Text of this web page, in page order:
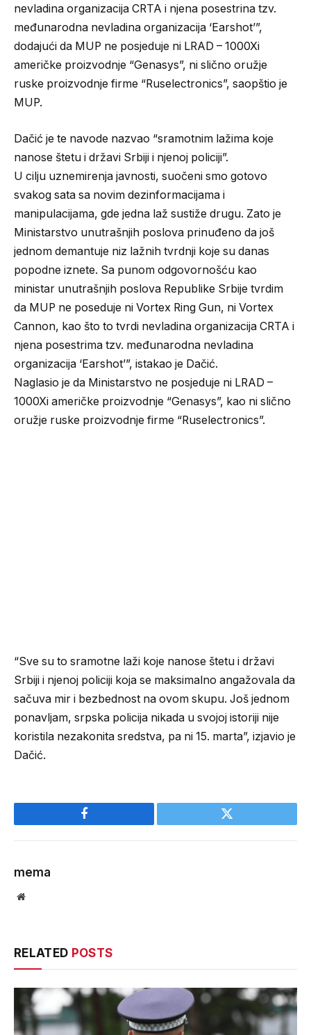
nevladina organizacija CRTA i njena posestrina tzv.
međunarodna nevladina organizacija ‘Earshot’”,
dodajući da MUP ne posjeduje ni LRAD – 1000Xi
američke proizvodnje “Genasys”, ni slično oružje
ruske proizvodnje firme “Ruselectronics”, saopštio je
MUP.
Dačić je te navode nazvao “sramotnim lažima koje
nanose štetu i državi Srbiji i njenoj policiji”.
U cilju uznemirenja javnosti, suočeni smo gotovo
svakog sata sa novim dezinformacijama i
manipulacijama, gde jedna laž sustiže drugu. Zato je
Ministarstvo unutrašnjih poslova prinuđeno da još
jednom demantuje niz lažnih tvrdnji koje su danas
popodne iznete. Sa punom odgovornošću kao
ministar unutrašnjih poslova Republike Srbije tvrdim
da MUP ne poseduje ni Vortex Ring Gun, ni Vortex
Cannon, kao što to tvrdi nevladina organizacija CRTA i
njena posestrima tzv. međunarodna nevladina
organizacija ‘Earshot’”, istakao je Dačić.
Naglasio je da Ministarstvo ne posjeduje ni LRAD –
1000Xi američke proizvodnje “Genasys”, kao ni slično
oružje ruske proizvodnje firme “Ruselectronics”.
“Sve su to sramotne laži koje nanose štetu i državi
Srbiji i njenoj policiji koja se maksimalno angažovala da
sačuva mir i bezbednost na ovom skupu. Još jednom
ponavljam, srpska policija nikada u svojoj istoriji nije
koristila nezakonita sredstva, pa ni 15. marta”, izjavio je
Dačić.
Facebook Twitter
mema
Website
RELATED POSTS